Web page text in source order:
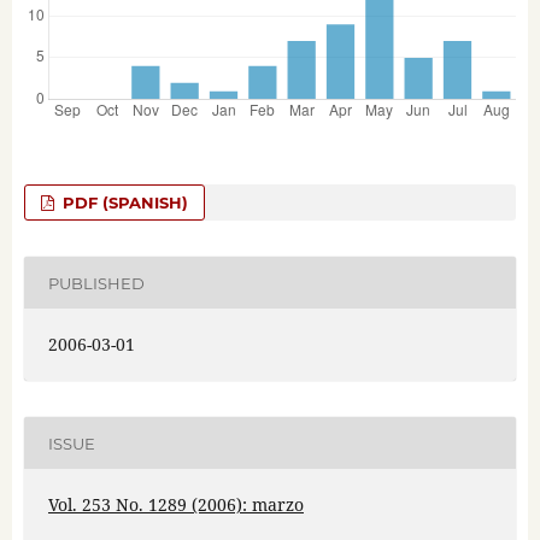
PDF (SPANISH)
PUBLISHED
2006-03-01
ISSUE
Vol. 253 No. 1289 (2006): marzo